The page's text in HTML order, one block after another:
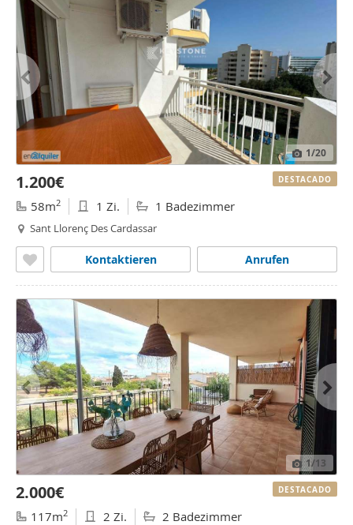
1/20
1.200€
58m2 1 Zi. 1 Badezimmer
Sant Llorenç Des Cardassar
Anrufen
Kontaktieren
DESTACADO
1/13
2.000€
117m2 2 Zi. 2 Badezimmer
DESTACADO